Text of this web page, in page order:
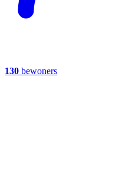
130 bewoners